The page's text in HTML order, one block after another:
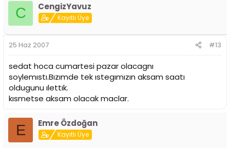
C CengizYavuz
Kayıtlı Üye
25 Haz 2007 #13
sedat hoca cumartesi pazar olacagnı
soylemıstı.Bızımde tek ıstegımızın aksam saatı
oldugunu ılettık.
kısmetse aksam olacak maclar.
E Emre Özdoğan
Kayıtlı Üye